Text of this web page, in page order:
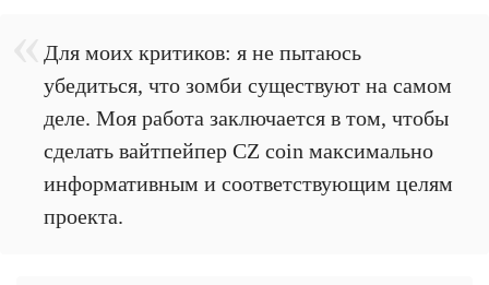
Для моих критиков: я не пытаюсь
убедиться, что зомби существуют на самом
деле. Моя работа заключается в том, чтобы
сделать вайтпейпер CZ coin максимально
информативным и соответствующим целям
проекта.